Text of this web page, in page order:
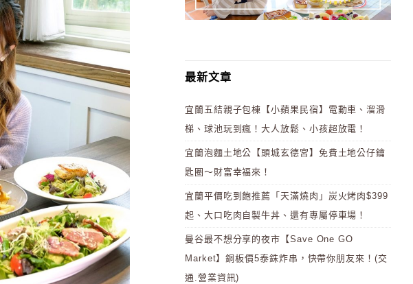
最新文章
宜蘭五結親子包棟【小蘋果民宿】電動車、溜滑
梯、球池玩到瘋！大人放鬆、小孩超放電！
宜蘭泡麵土地公【頭城玄德宮】免費土地公仔鑰
匙圈～財富幸福來！
宜蘭平價吃到飽推薦「天滿燒肉」炭火烤肉$399
起、大口吃肉自製牛丼、還有專屬停車場！
曼谷最不想分享的夜市【Save One GO
Market】銅板價5泰銖炸串，快帶你朋友來！(交
通.營業資訊)